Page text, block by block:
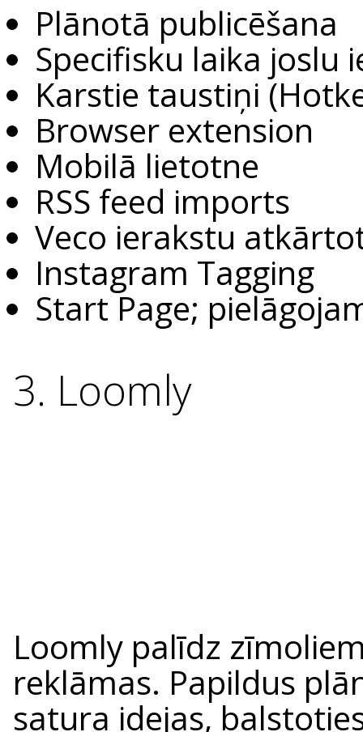
Plānotā publicēšana
Specifisku laika
Karstie taustiņi
Browser extension
Mobilā lietotne
RSS feed imports
Veco ierakstu
Instagram Tagging
Start Page;
3. Loomly
Loomly palīdz
reklāmas. Papildus
satura idejas,